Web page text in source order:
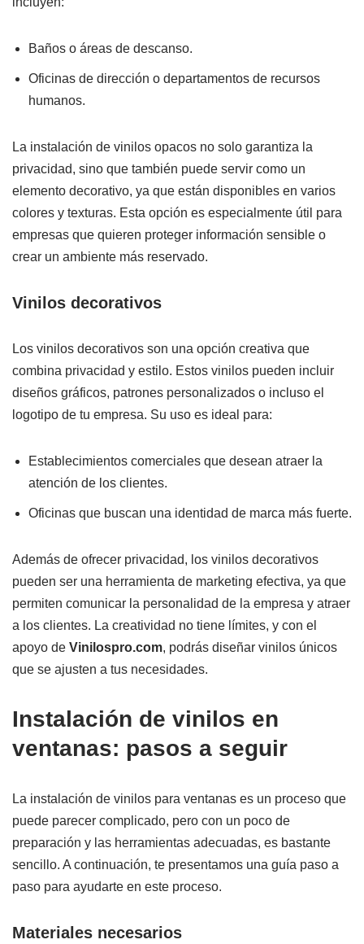
Baños o áreas de descanso.
Oficinas de dirección o departamentos de recursos
humanos.
La instalación de vinilos opacos no solo garantiza la
privacidad, sino que también puede servir como un
elemento decorativo, ya que están disponibles en varios
colores y texturas. Esta opción es especialmente útil para
empresas que quieren proteger información sensible o
crear un ambiente más reservado.
Vinilos decorativos
Los vinilos decorativos son una opción creativa que
combina privacidad y estilo. Estos vinilos pueden incluir
diseños gráficos, patrones personalizados o incluso el
logotipo de tu empresa. Su uso es ideal para:
Establecimientos comerciales que desean atraer la
atención de los clientes.
Oficinas que buscan una identidad de marca más fuerte.
Además de ofrecer privacidad, los vinilos decorativos
pueden ser una herramienta de marketing efectiva, ya que
permiten comunicar la personalidad de la empresa y atraer
a los clientes. La creatividad no tiene límites, y con el
apoyo de Vinilospro.com, podrás diseñar vinilos únicos
que se ajusten a tus necesidades.
Instalación de vinilos en
ventanas: pasos a seguir
La instalación de vinilos para ventanas es un proceso que
puede parecer complicado, pero con un poco de
preparación y las herramientas adecuadas, es bastante
sencillo. A continuación, te presentamos una guía paso a
paso para ayudarte en este proceso.
Materiales necesarios